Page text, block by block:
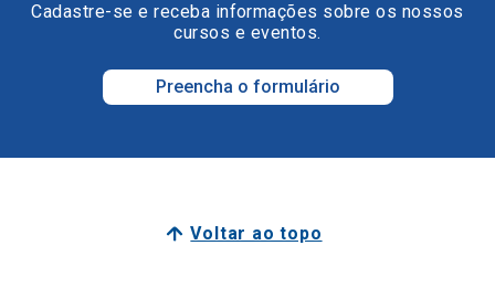
Cadastre-se e receba informações sobre os nossos
cursos e eventos.
Preencha o formulário
Voltar ao topo